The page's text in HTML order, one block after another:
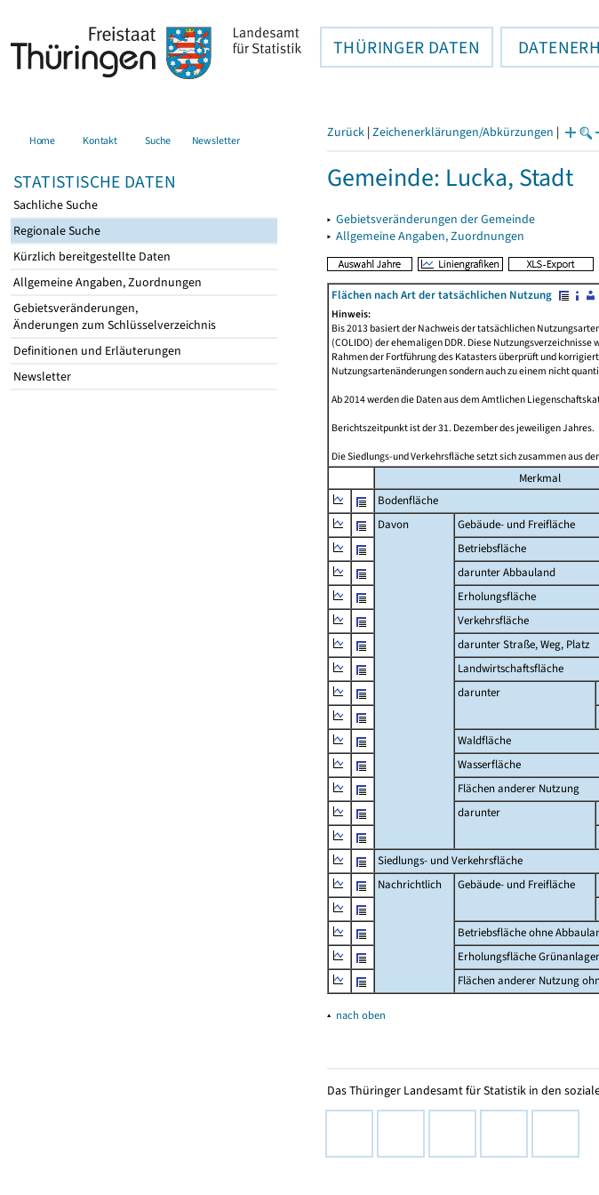
THÜRINGER DATEN
Home Kontakt Suche Newsletter
STATISTISCHE DATEN
Sachliche Suche
Regionale Suche
Kürzlich bereitgestellte Daten
Allgemeine Angaben, Zuordnungen
Gebietsveränderungen,
Änderungen zum Schlüsselverzeichnis
Definitionen und Erläuterungen
Newsletter
Zurück | Zeichenerklärungen/Abkürzungen |
Gemeinde: Lucka, Stadt
▸ Gebietsveränderungen der Gemeinde
▸ Allgemeine Angaben, Zuordnungen
Flächen nach Art der tatsächlichen Nutzung
Hinweis:
Bis 2013 basiert der Nachweis der tatsächlichen
(COLIDO) der ehemaligen DDR. Diese
Rahmen der Fortführung des Katasters überprüft und
Nutzungsartenänderungen sondern auch zu einem nicht
Ab 2014 werden die Daten aus dem Amtlichen
Berichtszeitpunkt ist der 31. Dezember des jeweiligen Jahres.
Die Siedlungs-und Verkehrsfläche setzt sich zusammen aus
Merkmal
Bodenfläche
Davon
Gebäude- und Freifläche
Betriebsfläche
darunter Abbauland
Erholungsfläche
Verkehrsfläche
darunter Straße, Weg, Platz
Landwirtschaftsfläche
darunter
Waldfläche
Wasserfläche
Flächen anderer Nutzung
darunter
Siedlungs- und Verkehrsfläche
Nachrichtlich
Gebäude- und Freifläche
Betriebsfläche ohne
Erholungsfläche
Flächen anderer Nutzung
▴ nach oben
Das Thüringer Landesamt für Statistik in den